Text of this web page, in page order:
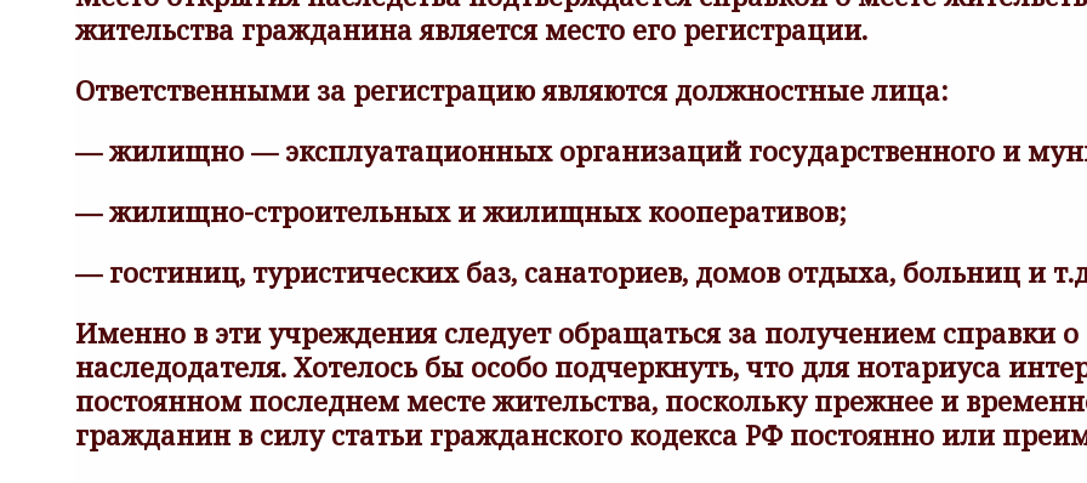
жительства гражданина является место его регистрации.
Ответственными за регистрацию являются должностные лица:
— жилищно — эксплуатационных организаций государственного и
— жилищно-строительных и жилищных кооперативов;
— гостиниц, туристических баз, санаториев, домов отдыха, больниц и
Именно в эти учреждения следует обращаться за получением справки
наследодателя. Хотелось бы особо подчеркнуть, что для нотариуса
постоянном последнем месте жительства, поскольку прежнее и
гражданин в силу статьи гражданского кодекса РФ постоянно или